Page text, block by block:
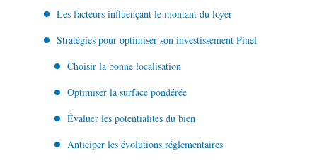
Les facteurs influençant le montant du loyer
Stratégies pour optimiser son investissement Pinel
Choisir la bonne localisation
Optimiser la surface pondérée
Évaluer les potentialités du bien
Anticiper les évolutions réglementaires